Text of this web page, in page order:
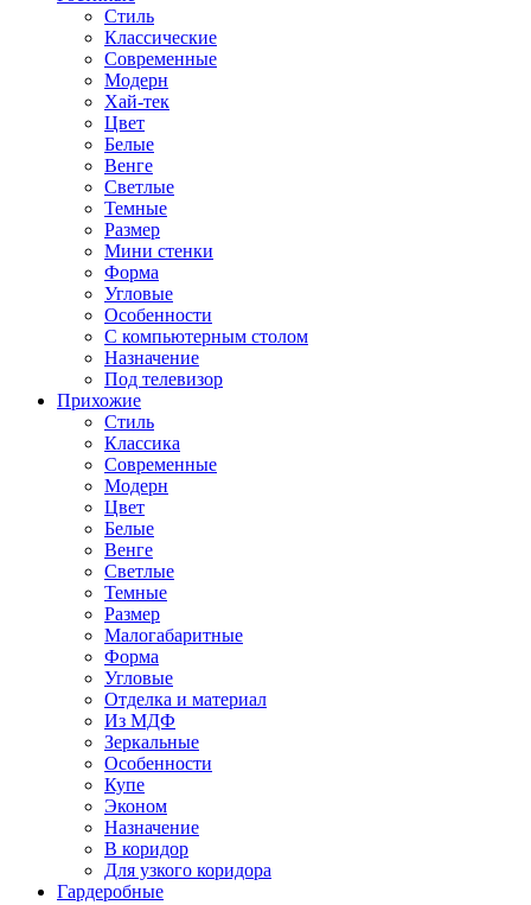
Стиль
Классические
Современные
Модерн
Хай-тек
Цвет
Белые
Венге
Светлые
Темные
Размер
Мини стенки
Форма
Угловые
Особенности
С компьютерным столом
Назначение
Под телевизор
Прихожие
Стиль
Классика
Современные
Модерн
Цвет
Белые
Венге
Светлые
Темные
Размер
Малогабаритные
Форма
Угловые
Отделка и материал
Из МДФ
Зеркальные
Особенности
Купе
Эконом
Назначение
В коридор
Для узкого коридора
Гардеробные